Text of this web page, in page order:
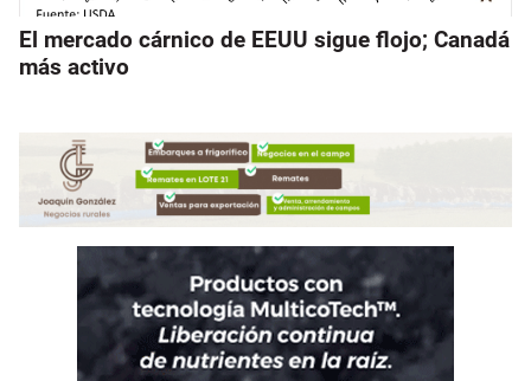
El mercado cárnico de EEUU sigue flojo; Canadá
más activo